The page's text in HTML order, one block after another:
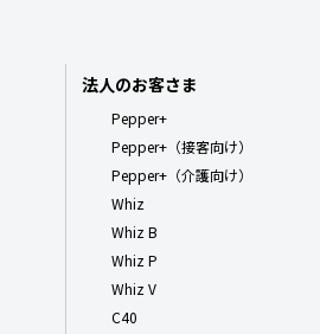
法人のお客さま
Pepper+
Pepper+（接客向け）
Pepper+（介護向け）
Whiz
Whiz B
Whiz P
Whiz V
C40